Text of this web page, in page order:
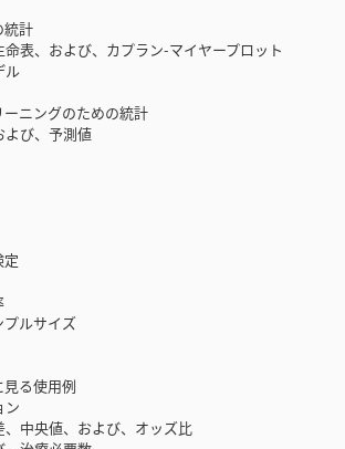
統計
表、および、カプラン-マイヤープロット
ル
ニングのための統計
よび、予測値
ルサイズ
る使用例
ン
中央値、および、オッズ比